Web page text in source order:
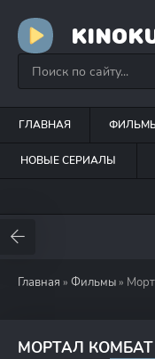
ГЛАВНАЯ
НОВЫЕ СЕРИАЛЫ
Главная » Фильмы »
МОРТАЛ